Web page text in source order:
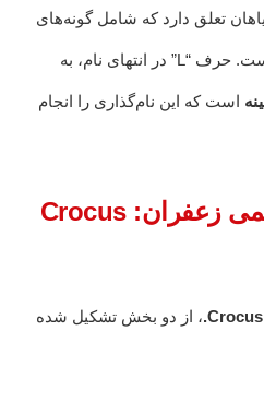
تعلق دارد که شامل گونه‌های
مختلفی از گل‌های کروکوس است. حرف “L” در انتهای نام، به
است که این نام‌گذاری را انجام
ریشه‌شناسی نام علمی زعفران: Crocus
، از دو بخش تشکیل شده